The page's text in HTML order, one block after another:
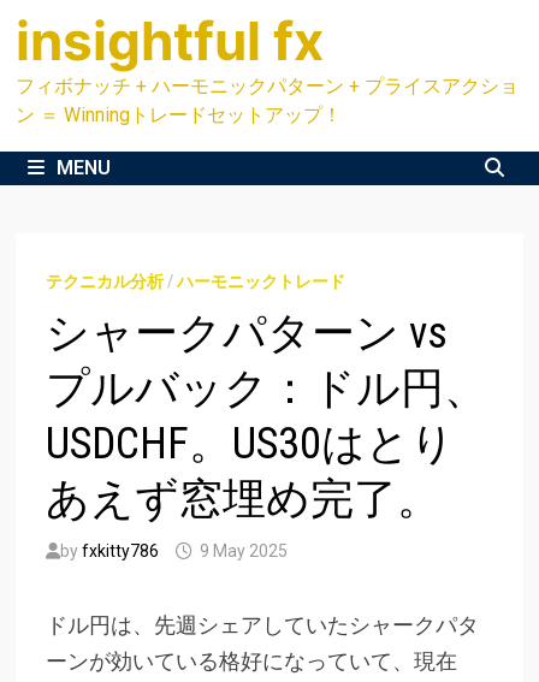
Skip
content
insightful fx
フィボナッチ + ハーモニックパターン + プライスアクショ
ン ＝ Winningトレードセットアップ！
MENU
テクニカル分析/ハーモニックトレード
シャークパターン vs
プルバック：ドル円、
USDCHF。US30はとり
あえず窓埋め完了。
byfxkitty786 9 May 2025
ドル円は、先週シェアしていたシャークパタ
ーンが効いている格好になっていて、現在